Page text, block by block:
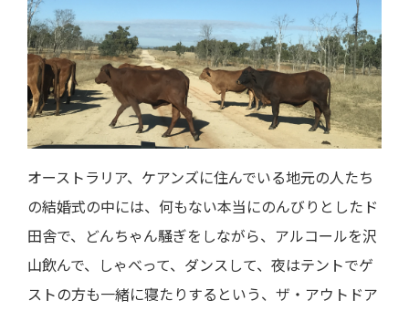
オーストラリア、ケアンズに住んでいる地元の人たち
の結婚式の中には、何もない本当にのんびりとしたド
田舎で、どんちゃん騒ぎをしながら、アルコールを沢
山飲んで、しゃべって、ダンスして、夜はテントでゲ
ストの方も一緒に寝たりするという、ザ・アウトドア